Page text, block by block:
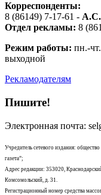
Корреспонденты:
8 (86149) 7-17-61 - А.С.
Отдел рекламы: 8
Режим работы: пн.-
выходной
Рекламодателям
Пишите!
Электронная почта:
Учредитель сетевого издания:
газета”;
Адрес редакции: 353020,
Комсомольский, д. 31.
Регистрационный номер средства